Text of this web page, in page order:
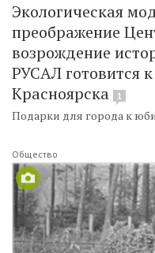
Экологическая
преображение
возрождение
РУСАЛ готовится
Красноярска
1
Подарки для города к
Общество